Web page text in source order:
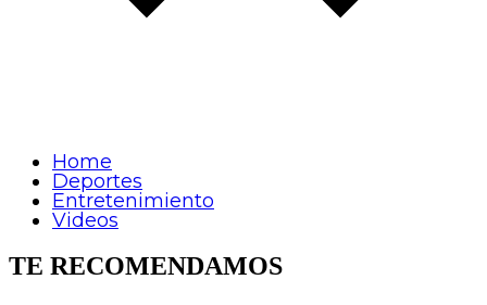
Home
Deportes
Entretenimiento
Videos
TE RECOMENDAMOS